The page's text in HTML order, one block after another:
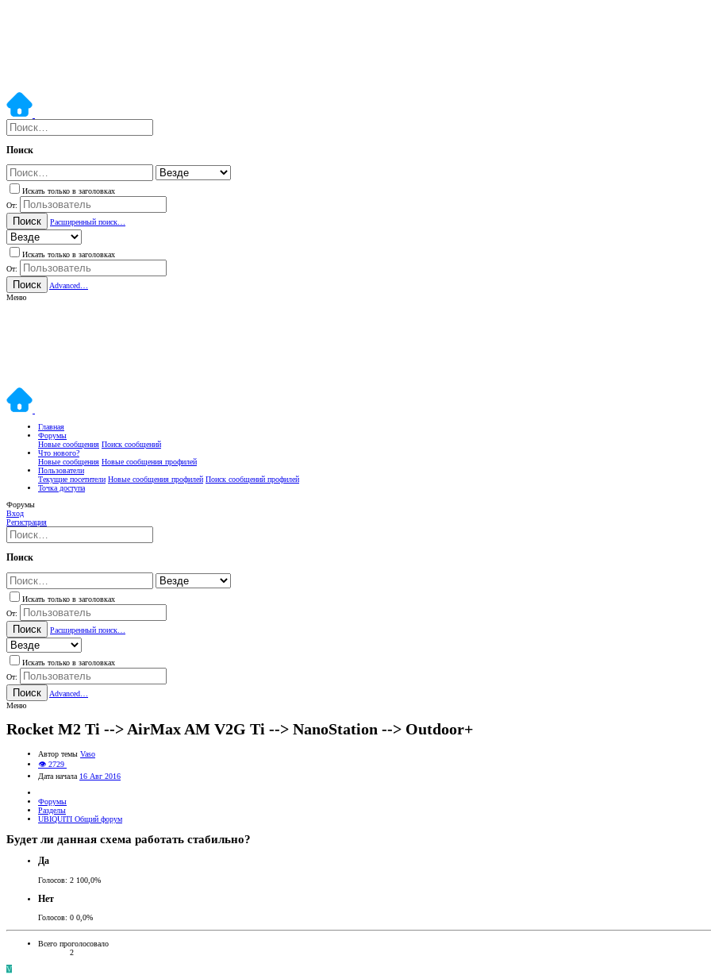
Поиск
Искать только в заголовках
От:
Поиск Расширенный поиск…
Искать только в заголовках
От:
Поиск
Advanced…
Меню
Главная
Форумы
Новые сообщения Поиск сообщений
Что нового?
Новые сообщения Новые сообщения профилей
Пользователи
Текущие посетители Новые сообщения профилей Поиск сообщений профилей
Точка доступа
Форумы
Вход
Регистрация
Поиск
Искать только в заголовках
От:
Поиск Расширенный поиск…
Искать только в заголовках
От:
Поиск
Advanced…
Меню
Rocket M2 Ti --> AirMax AM V2G Ti --> NanoStation --> Outdoor+
Автор темы Vaso
👁 2729
Дата начала 16 Авг 2016
Форумы
Разделы
UBIQUITI Общий форум
Будет ли данная схема работать стабильно?
Да
Голосов: 2 100,0%
Нет
Голосов: 0 0,0%
Всего проголосовало
2
V